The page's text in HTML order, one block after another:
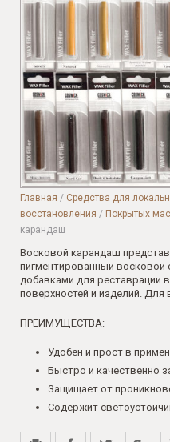
Главная / Средства для
восстановления / Покрытых
карандаш
Восковой карандаш
пигментированный восковой
добавками для реставрации
поверхностей и изделий. Для
ПРЕИМУЩЕСТВА:
Удобен и прост в
Быстро и качественно
Защищает от
Содержит